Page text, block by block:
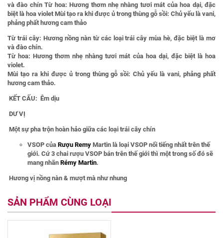
và đào chín Từ hoa: Hương thơm nhẹ nhàng tươi mát của hoa dại, đặc
biệt là hoa violet Mùi tạo ra khi được ủ trong thùng gỗ sồi: Chủ yếu là vani,
phảng phất hương cam thảo
Từ trái cây: Hương nồng nàn từ các loại trái cây mùa hè, đặc biệt là mơ
và đào chín.
Từ hoa: Hương thơm nhẹ nhàng tươi mát của hoa dại, đặc biệt là hoa
violet.
Mùi tạo ra khi được ủ trong thùng gỗ sồi: Chủ yếu là vani, phảng phất
hương cam thảo.
KẾT CẤU: Êm dịu
DƯ VỊ
Một sự pha trộn hoàn hảo giữa các loại trái cây chín
VSOP của Rượu Remy Martin là loại VSOP nổi tiếng nhất trên thế
giới. Cứ 3 chai rượu VSOP bán trên thế giới thì một trong số đó sẽ
mang nhãn Rémy Martin.
Hương vị nồng nàn & mượt mà như nhung
SẢN PHẨM CÙNG LOẠI